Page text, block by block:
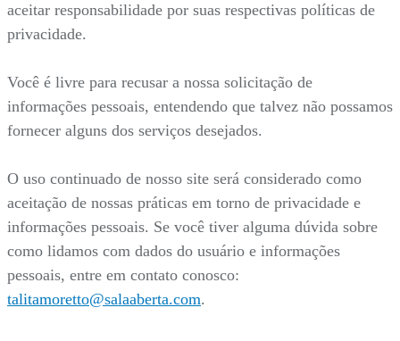
aceitar responsabilidade por suas respectivas políticas de
privacidade.
Você é livre para recusar a nossa solicitação de
informações pessoais, entendendo que talvez não possamos
fornecer alguns dos serviços desejados.
O uso continuado de nosso site será considerado como
aceitação de nossas práticas em torno de privacidade e
informações pessoais. Se você tiver alguma dúvida sobre
como lidamos com dados do usuário e informações
pessoais, entre em contato conosco:
talitamoretto@salaaberta.com.